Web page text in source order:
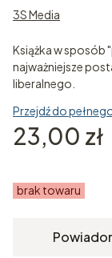
3S Media
Książka w sposób
najważniejsze
liberalnego.
Przejdź do
Cena
23,00 zł
brak towaru